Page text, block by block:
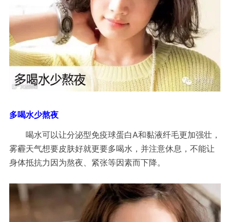
多喝水少熬夜
喝水可以让分泌型免疫球蛋白A和黏液纤毛更加强壮，
雾霾天气想要皮肤好就更要多喝水，并注意休息，不能让
身体抵抗力因为熬夜、紧张等因素而下降。